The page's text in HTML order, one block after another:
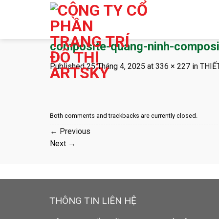
composite-quang-ninh-
Published25 Tháng 4, 2025 at 336 × 227 in
Both comments and trackbacks are currently closed.
← Previous
Next →
THÔNG TIN LIÊN HỆ